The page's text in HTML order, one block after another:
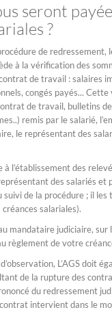
seront
?
de redressement,
à la vérification des
de travail : salaires
congés payés...
de travail, bulletins
remis par le salarié,
le représentant des
l’établissement des
des salariés et
de la procédure ; il les
salariales).
mandataire judiciaire, sur
règlement de votre
L’AGS doit
de la rupture des
du redressement
intervient dans le